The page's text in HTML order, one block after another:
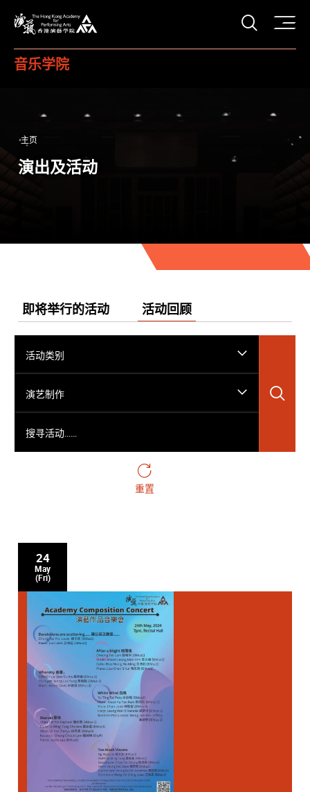
打开
音乐学院
主页
演出及活动
即将举行的活动 活动回顾
活动类别
演艺制作
重置
24
May
(Fri)